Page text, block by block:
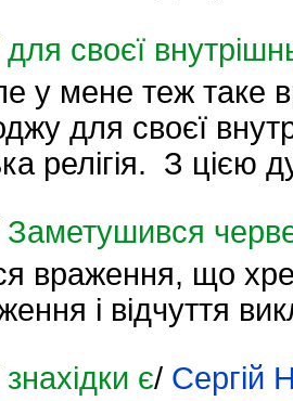
для своєї
у мене теж таке
для своєї
релігія. З цією
Заметушився
враження, що
і відчуття
знахідки є/ Сергій